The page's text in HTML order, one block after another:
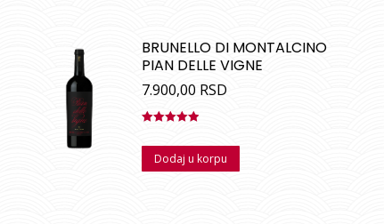
BRUNELLO DI MONTALCINO
PIAN DELLE VIGNE
7.900,00 RSD
sa5.00od
Dodaj u korpu